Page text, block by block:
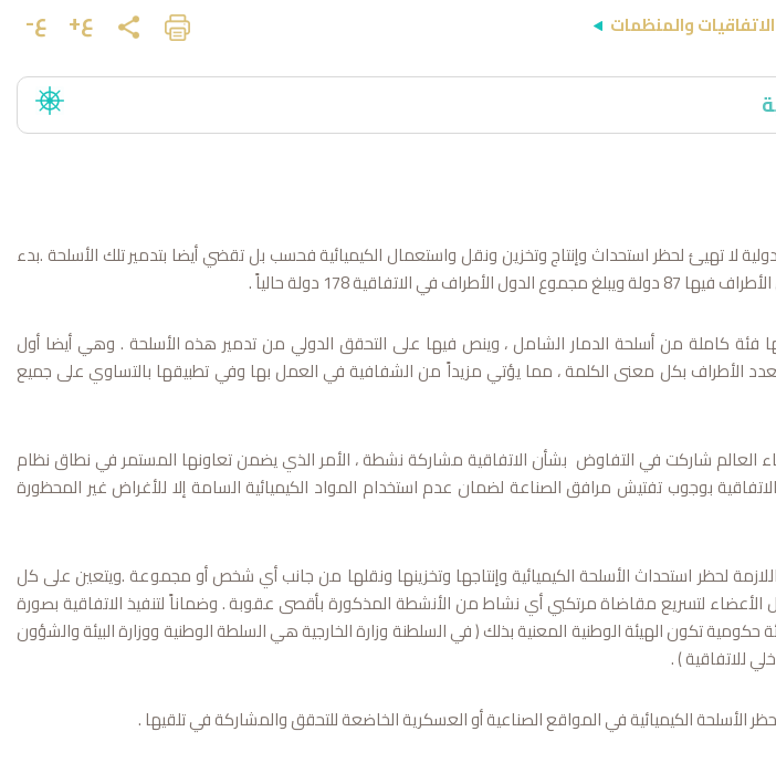
الاتفاقيات والمنظمات ع+ ع-
لا تهيئ لحظر استحداث وإنتاج وتخزين ونقل واستعمال الكيميائية فحسب بل تقضي أيضا بتدمير تلك الأسلحة .بدء
كاملة من أسلحة الدمار الشامل ، وينص فيها على التحقق الدولي من تدمير هذه الأسلحة . وهي أيضا أول
الأطراف بكل معنى الكلمة ، مما يؤتي مزيداً من الشفافية في العمل بها وفي تطبيقها بالتساوي على جميع
العالم شاركت في التفاوض بشأن الاتفاقية مشاركة نشطة ، الأمر الذي يضمن تعاونها المستمر في نطاق نظام
بوجوب تفتيش مرافق الصناعة لضمان عدم استخدام المواد الكيميائية السامة إلا للأغراض غير المحظورة
لحظر استحداث الأسلحة الكيميائية وإنتاجها وتخزينها ونقلها من جانب أي شخص أو مجموعة .ويتعين على كل
لتسريع مقاضاة مرتكبي أي نشاط من الأنشطة المذكورة بأقصى عقوبة . وضماناً لتنفيذ الاتفاقية بصورة
تكون الهيئة الوطنية المعنية بذلك ( في السلطنة وزارة الخارجية هي السلطة الوطنية ووزارة البيئة والشؤون
للاتفاقية ) .
الأسلحة الكيميائية في المواقع الصناعية أو العسكرية الخاضعة للتحقق والمشاركة في تلقيها .